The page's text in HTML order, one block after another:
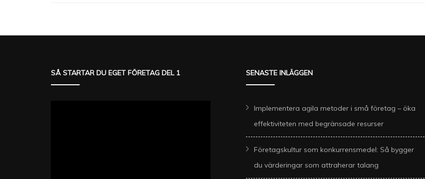
SÅ STARTAR DU EGET FÖRETAG DEL 1 SENASTE INLÄGGEN
Implementera agila metoder i små företag – öka
effektiviteten med begränsade resurser
Företagskultur som konkurrensmedel: Så bygger
du värderingar som attraherar talang